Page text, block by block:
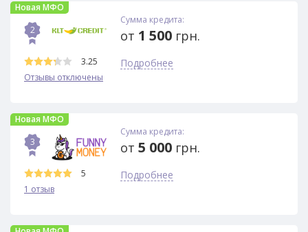
Новая МФО
2
3.25
Отзывы отключены
Сумма кредита:
от 1 500 грн.
Подробнее
Новая МФО
3
5
1 отзыв
Сумма кредита:
от 5 000 грн.
Подробнее